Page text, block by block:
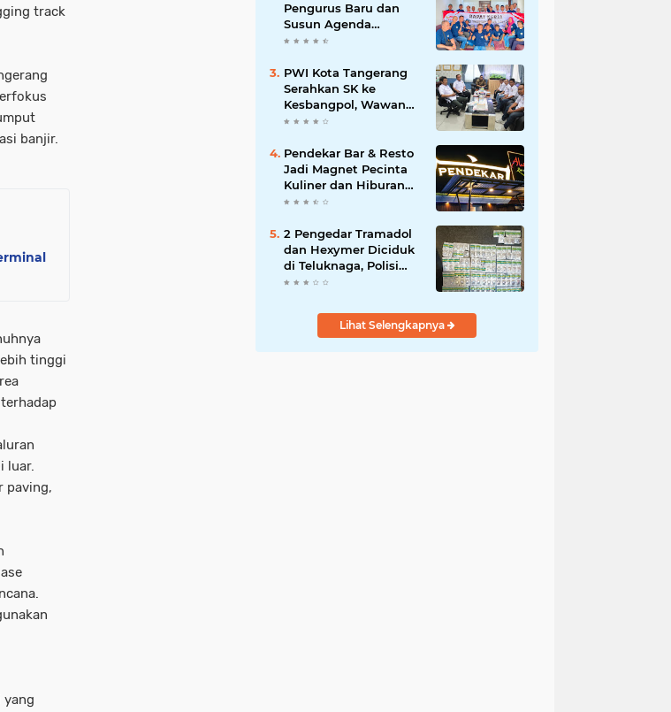
track
banjir.
tinggi
luar.
paving,
yang
Pengurus Baru dan
Susun Agenda
Strategis 2026
PWI Kota Tangerang
Serahkan SK ke
Kesbangpol, Wawan
Fauzi: Peran Media
hingga Fatal
Pendekar Bar & Resto
Jadi Magnet Pecinta
Kuliner dan Hiburan
Malam di Tangerang
2 Pengedar Tramadol
dan Hexymer Diciduk
di Teluknaga, Polisi
Amankan Ratusan Pil
Lihat Selengkapnya